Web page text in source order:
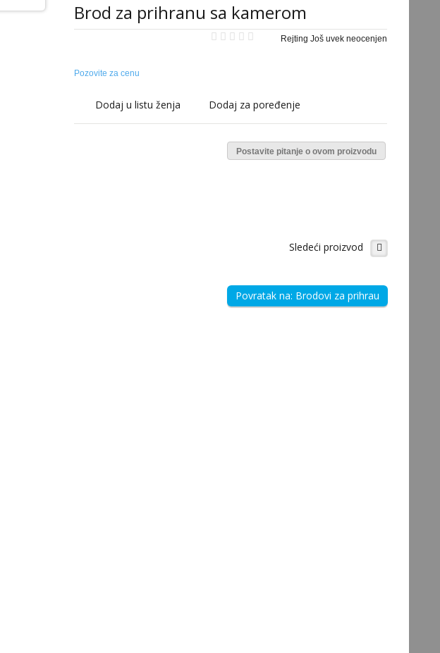
Brod za prihranu sa kamerom
Rejting Još uvek neocenjen
Pozovite za cenu
Dodaj u listu ženja Dodaj za poređenje
Postavite pitanje o ovom proizvodu
Sledeći proizvod
Povratak na: Brodovi za prihrau